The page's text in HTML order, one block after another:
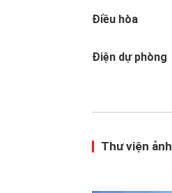
Điều hòa
Điện dự phòng
Thư viện ảnh